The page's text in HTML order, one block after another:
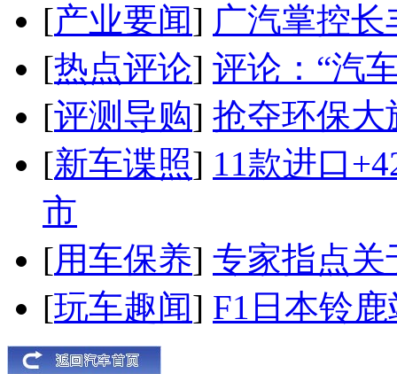
[产业要闻] 广汽掌控
[热点评论] 评论：“汽
[评测导购] 抢夺环保大
[新车谍照] 11款进口
市
[用车保养] 专家指点关
[玩车趣闻] F1日本铃